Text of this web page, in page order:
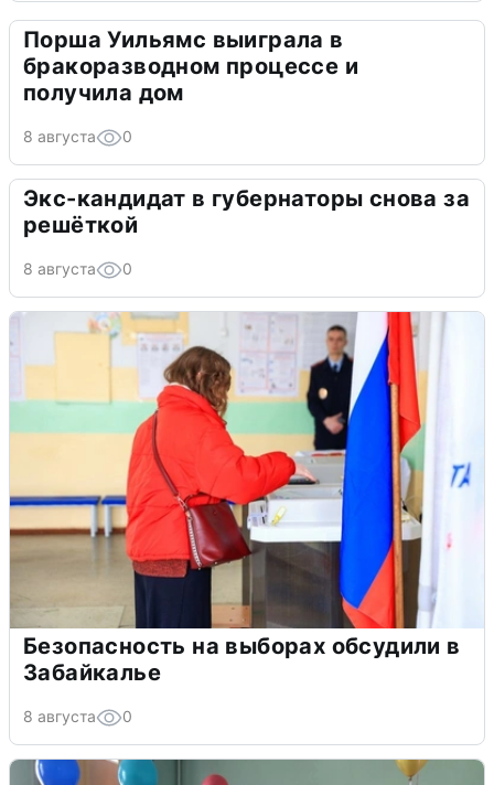
Порша Уильямс выиграла в
бракоразводном процессе и
получила дом
8 августа 0
Экс-кандидат в губернаторы снова за
решёткой
8 августа 0
Безопасность на выборах обсудили в
Забайкалье
8 августа 0